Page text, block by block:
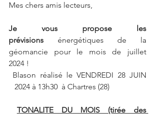
Mes chers amis lecteurs,
Je vous propose les
prévisions énergétiques de la
géomancie pour le mois de juillet
2024 !
Blason réalisé le VENDREDI 28 JUIN
2024 à 13h30  à Chartres (28)
TONALITE DU MOIS (tirée des